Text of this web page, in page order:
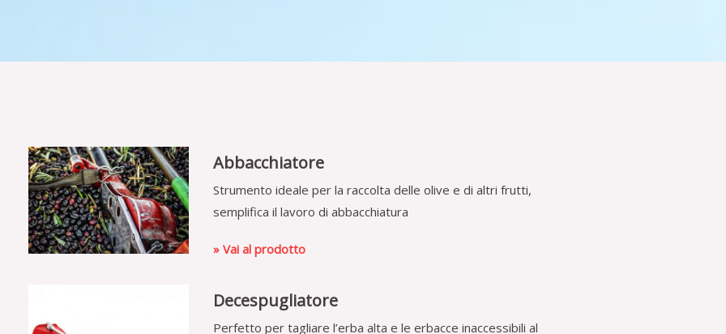
Abbacchiatore
Strumento ideale per la raccolta delle olive e di altri frutti,
semplifica il lavoro di abbacchiatura
» Vai al prodotto
Decespugliatore
Perfetto per tagliare l’erba alta e le erbacce inaccessibili al